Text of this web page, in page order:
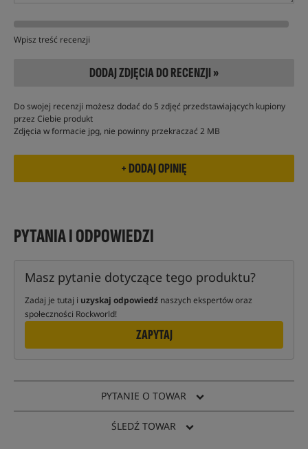
Wpisz treść recenzji
DODAJ ZDJĘCIA DO RECENZJI »
Do swojej recenzji możesz dodać do 5 zdjęć przedstawiających kupiony
przez Ciebie produkt
Zdjęcia w formacie jpg, nie powinny przekraczać 2 MB
PYTANIA I ODPOWIEDZI
Masz pytanie dotyczące tego produktu?
Zadaj je tutaj i uzyskaj odpowiedź naszych ekspertów oraz
społeczności Rockworld!
ZAPYTAJ
PYTANIE O TOWAR
ŚLEDŹ TOWAR